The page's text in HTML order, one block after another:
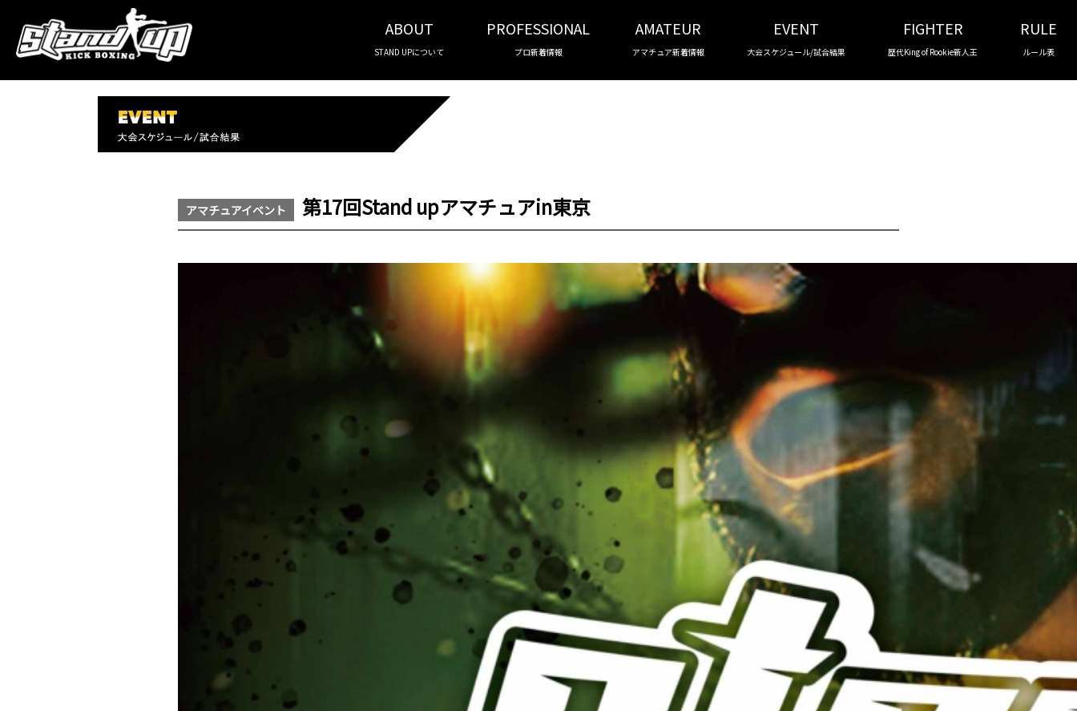
ABOUT
STAND UPについて
PROFESSIONAL
プロ新着情報
AMATEUR
アマチュア新着情報
EVENT
大会スケジュール/試合結果
FIGHTER
歴代King of Rookie新人王
RULE
ルール表
アマチュアイベント 第17回Stand upアマチュアin東京